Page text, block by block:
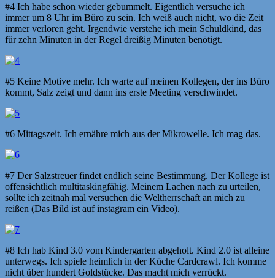
#4 Ich habe schon wieder gebummelt. Eigentlich versuche ich
immer um 8 Uhr im Büro zu sein. Ich weiß auch nicht, wo die Zeit
immer verloren geht. Irgendwie verstehe ich mein Schuldkind, das
für zehn Minuten in der Regel dreißig Minuten benötigt.
#5 Keine Motive mehr. Ich warte auf meinen Kollegen, der ins Büro
kommt, Salz zeigt und dann ins erste Meeting verschwindet.
#6 Mittagszeit. Ich ernähre mich aus der Mikrowelle. Ich mag das.
#7 Der Salzstreuer findet endlich seine Bestimmung. Der Kollege ist
offensichtlich multitaskingfähig. Meinem Lachen nach zu urteilen,
sollte ich zeitnah mal versuchen die Weltherrschaft an mich zu
reißen (Das Bild ist auf instagram ein Video).
#8 Ich hab Kind 3.0 vom Kindergarten abgeholt. Kind 2.0 ist alleine
unterwegs. Ich spiele heimlich in der Küche Cardcrawl. Ich komme
nicht über hundert Goldstücke. Das macht mich verrückt.